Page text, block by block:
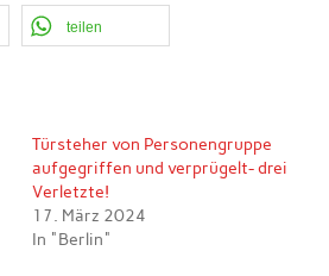
teilen
Türsteher von Personengruppe
aufgegriffen und verprügelt- drei
Verletzte!
17. März 2024
In "Berlin"